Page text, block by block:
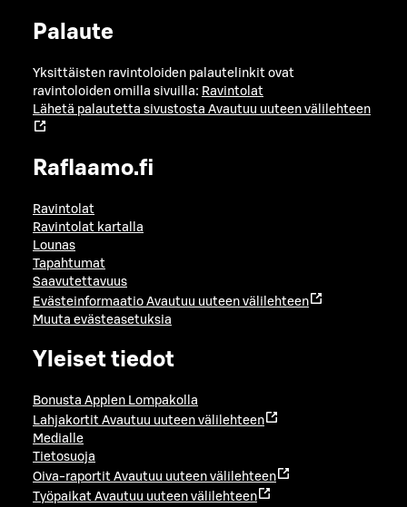
Palaute
Yksittäisten ravintoloiden palautelinkit ovat
ravintoloiden omilla sivuilla: Ravintolat
Lähetä palautetta sivustosta Avautuu uuteen välilehteen
Raflaamo.fi
Ravintolat
Ravintolat kartalla
Lounas
Tapahtumat
Saavutettavuus
Evästeinformaatio Avautuu uuteen välilehteen
Muuta evästeasetuksia
Yleiset tiedot
Bonusta Applen Lompakolla
Lahjakortit Avautuu uuteen välilehteen
Medialle
Tietosuoja
Oiva-raportit Avautuu uuteen välilehteen
Työpaikat Avautuu uuteen välilehteen